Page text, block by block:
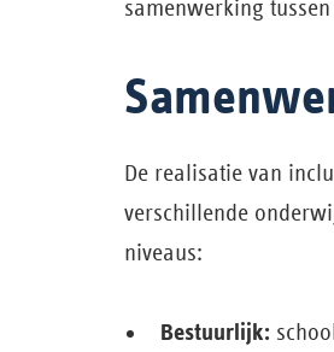
samenwerking
De realisatie van
verschillende
niveaus:
Bestuurlijk: